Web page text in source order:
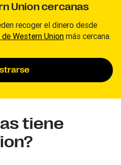
Union cercanas
recoger el dinero desde
de Western Unionmás cercana.
tiene